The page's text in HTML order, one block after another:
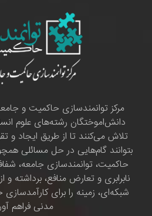
مرکز توانمندسازی حاکمیت و
دانش‌اموختگان رشته‌های علوم
تلاش می‌کنند تا از طریق ایجاد
بتوانند گام‌هایی در حل مسائلی
حاکمیت، توانمندسازی جامعه،
نابرابری و تعارض منافع، برداشته
شبکه‌ای، زمینه را برای
مدنی فراهم